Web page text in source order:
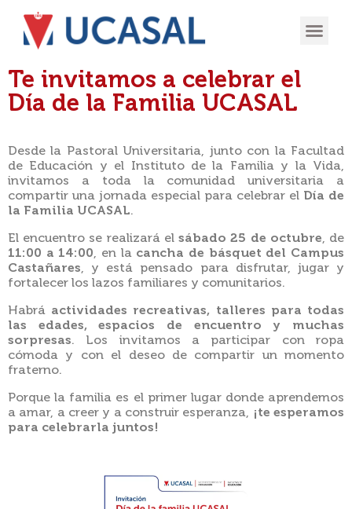
Te invitamos a celebrar el
Día de la Familia UCASAL
Desde la Pastoral Universitaria, junto con la Facultad
de Educación y el Instituto de la Familia y la Vida,
invitamos a toda la comunidad universitaria a
compartir una jornada especial para celebrar el Día de
la Familia UCASAL.
El encuentro se realizará elsábado 25 de octubre, de
11:00 a 14:00, en la cancha de básquet del Campus
Castañares, y está pensado para disfrutar, jugar y
fortalecer los lazos familiares y comunitarios.
Habrá actividades recreativas, talleres para todas
las edades, espacios de encuentro y muchas
sorpresas. Los invitamos a participar con ropa
cómoda y con el deseo de compartir un momento
fraterno.
Porque la familia es el primer lugar donde aprendemos
a amar, a creer y a construir esperanza, ¡te esperamos
para celebrarla juntos!